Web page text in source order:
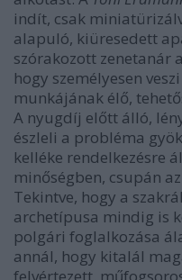
indít, csak
alapuló, kiüresedett
szórakozott zenetanár
hogy személyesen
munkájának élő,
A nyugdíj előtt álló,
észleli a probléma
kelléke rendelkezésre
minőségben, csupán
Tekintve, hogy a
archetípusa mindig is
polgári foglalkozása
annál, hogy kitalál